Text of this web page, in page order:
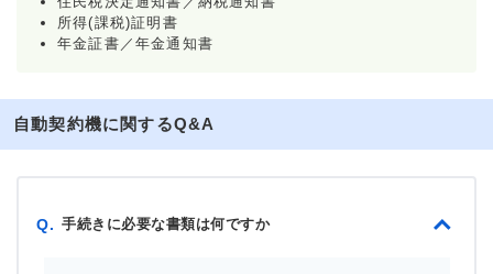
所得(課税)証明書
年金証書／年金通知書
自動契約機に関するQ&A
Q. 手続きに必要な書類は何ですか